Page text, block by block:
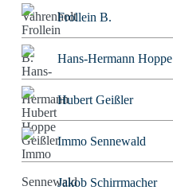
Frollein B.
Hans-Hermann Hoppe
Hubert Geißler
Immo Sennewald
Jakob Schirrmacher